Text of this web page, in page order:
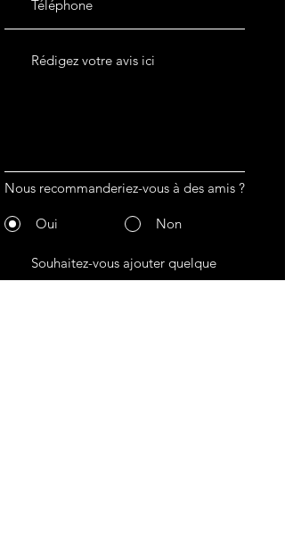
Nous recommanderiez-vous à des amis ?
Oui Non